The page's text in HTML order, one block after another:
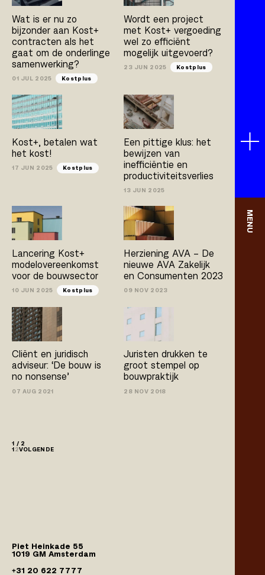
MENU
Wat is er nu zo
bijzonder aan Kost+
contracten als het
gaat om de onderlinge
samenwerking?
01 JUL 2025 Kostplus
Wordt een project
met Kost+ vergoeding
wel zo efficiënt
mogelijk uitgevoerd?
23 JUN 2025 Kostplus
Kost+, betalen wat
het kost!
17 JUN 2025 Kostplus
Een pittige klus: het
bewijzen van
inefficiëntie en
productiviteitsverlies
13 JUN 2025
Lancering Kost+
modelovereenkomst
voor de bouwsector
10 JUN 2025 Kostplus
Herziening AVA – De
nieuwe AVA Zakelijk
en Consumenten 2023
09 NOV 2023
Cliënt en juridisch
adviseur: ‘De bouw is
no­ nonsense’
07 AUG 2021
Juristen drukken te
groot stempel op
bouwpraktijk
28 NOV 2018
1 / 2
12VOLGENDE
Piet Heinkade 55
1019 GM Amsterdam
+31 20 622 7777